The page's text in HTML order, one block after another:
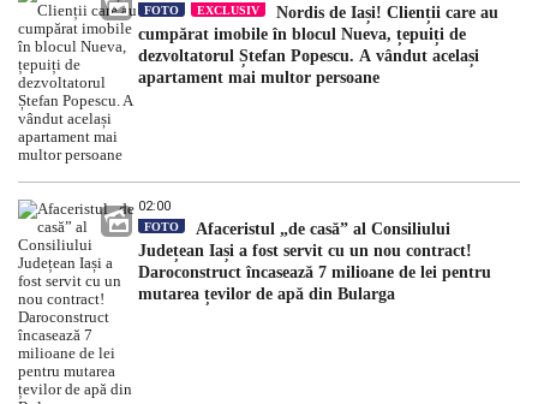
FOTO EXCLUSIV
Nordis de Iași! Clienții care au
cumpărat imobile în blocul Nueva, țepuiți de
dezvoltatorul Ștefan Popescu. A vândut același
apartament mai multor persoane
02:00
FOTO
Afaceristul „de casă” al Consiliului
Județean Iași a fost servit cu un nou contract!
Daroconstruct încasează 7 milioane de lei pentru
mutarea țevilor de apă din Bularga